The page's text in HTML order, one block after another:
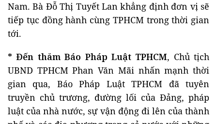
Nam. Bà Đỗ Thị Tuyết Lan khẳng định đơn vị sẽ
tiếp tục đồng hành cùng TPHCM trong thời gian
tới.
* Đến thăm Báo Pháp Luật TPHCM, Chủ tịch
UBND TPHCM Phan Văn Mãi nhấn mạnh thời
gian qua, Báo Pháp Luật TPHCM đã tuyên
truyền chủ trương, đường lối của Đảng, pháp
luật của nhà nước, sự vận động đi lên của thành